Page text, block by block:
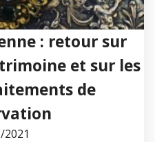
: retour sur
et sur les
de